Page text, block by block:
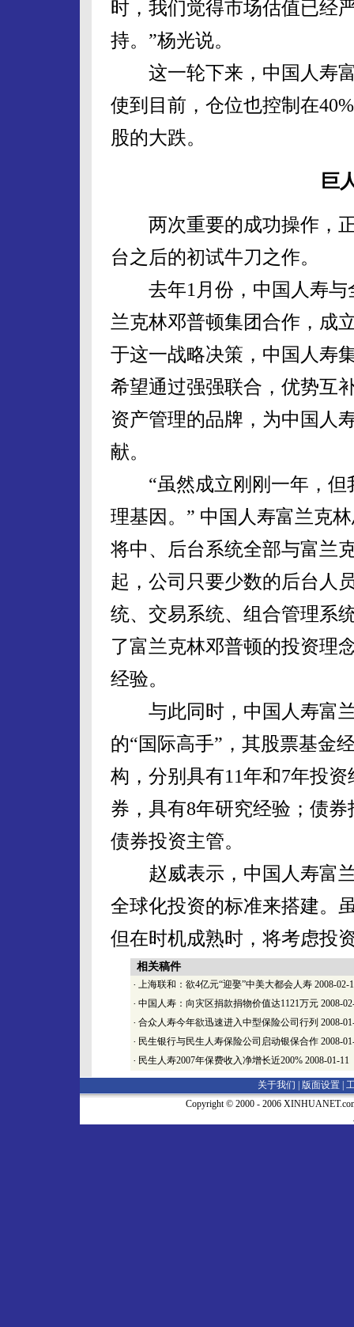
时，我们觉得市场估值已经
持。”杨光说。
这一轮下来，中国人寿富
使到目前，仓位也控制在
股的大跌。
巨
两次重要的成功操作，正
台之后的初试牛刀之作。
去年1月份，中国人寿与
兰克林邓普顿集团合作，成
于这一战略决策，中国人寿
希望通过强强联合，优势互
资产管理的品牌，为中国人
献。
“虽然成立刚刚一年，但
理基因。” 中国人寿富兰克
将中、后台系统全部与富兰
起，公司只要少数的后台人
统、交易系统、组合管理系
了富兰克林邓普顿的投资理
经验。
与此同时，中国人寿富兰
的“国际高手”，其股票基金
构，分别具有11年和7年投
券，具有8年研究经验；债
债券投资主管。
赵威表示，中国人寿富兰
全球化投资的标准来搭建。
但在时机成熟时，将考虑投
相关稿件
· 上海联和：欲4亿元“迎娶”中美大都会人寿 2008-02-
· 中国人寿：向灾区捐款捐物价值达1121万元 2008-
· 合众人寿今年欲迅速进入中型保险公司行列 2008-
· 民生银行与民生人寿保险公司启动银保合作 2008-
· 民生人寿2007年保费收入净增长近200% 2008-01-11
关于我们 | 版面设置
Copyright © 2000 - 2006